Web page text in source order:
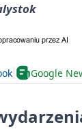
Google